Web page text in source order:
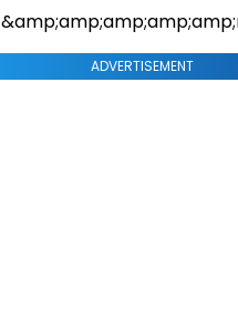
ADVERTISEMENT